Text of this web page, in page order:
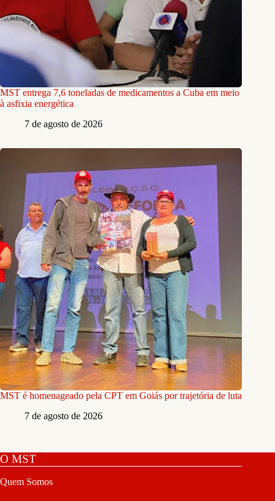
MST entrega 7,6 toneladas de medicamentos a Cuba em meio
à asfixia energética
7 de agosto de 2026
MST é homenageado pela CPT em Goiás por trajetória de luta
7 de agosto de 2026
O MST
Quem Somos